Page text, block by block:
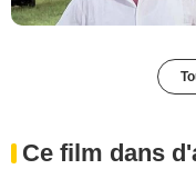
Ce film dans